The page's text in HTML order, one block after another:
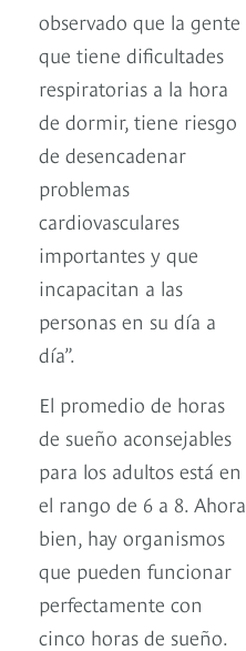
observado que la gente
que tiene dificultades
respiratorias a la hora
de dormir, tiene riesgo
de desencadenar
problemas
cardiovasculares
importantes y que
incapacitan a las
personas en su día a
día”.
El promedio de horas
de sueño aconsejables
para los adultos está en
el rango de 6 a 8. Ahora
bien, hay organismos
que pueden funcionar
perfectamente con
cinco horas de sueño.